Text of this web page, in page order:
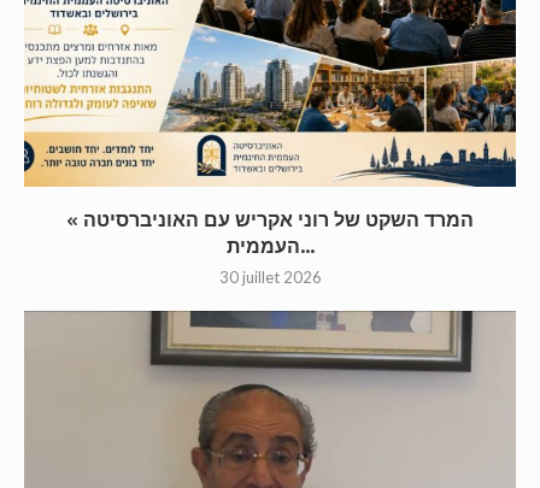
« המרד השקט של רוני אקריש עם האוניברסיטה
העממית...
30 juillet 2026